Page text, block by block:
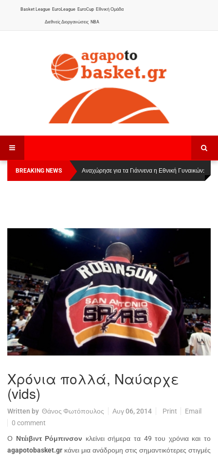
Basket League EuroLeague EuroCup Εθνική Ομάδα
Διεθνείς Διοργανώσεις NBA
BREAKING NEWS
Οι Πάνθηρες Καβάλας στην Women Basketball
League 1
Αναχώρησε για τα Γιάννενα η Εθνική Γυναικών:
Χρόνια πολλά, Ναύαρχε
(vids)
Written by Θάνος Φωτόπουλος Αυγ 06, 2014 Print
Email
0 comment
Ο Ντέιβιντ Ρόμπινσον κλείνει σήμερα τα 49 του χρόνια και το
agapotobasket.gr κάνει μια ανάδρομη στις σημαντικότερες στιγμές